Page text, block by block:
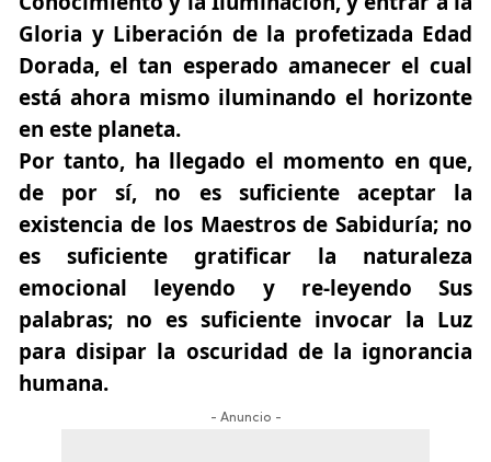
Gloria y Liberación de la profetizada Edad
Dorada, el tan esperado amanecer el cual
está ahora mismo iluminando el horizonte
en este planeta.
Por tanto, ha llegado el momento en que,
de por sí, no es suficiente aceptar la
existencia de los Maestros de Sabiduría; no
es suficiente gratificar la naturaleza
emocional leyendo y re-leyendo Sus
palabras; no es suficiente invocar la Luz
para disipar la oscuridad de la ignorancia
humana.
- Anuncio -